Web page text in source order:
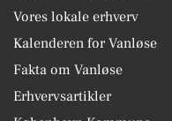
Vores lokale erhverv
Kalenderen for Vanløse
Fakta om Vanløse
Erhvervsartikler